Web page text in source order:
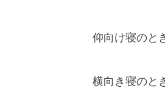
仰向け寝のと
横向き寝のと